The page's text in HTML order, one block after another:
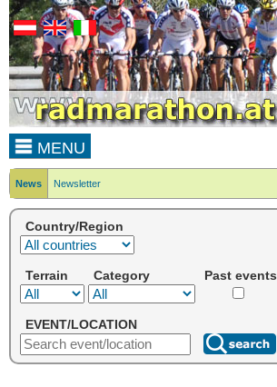
MENU
News Newsletter
Country/Region
Terrain Category Past events
EVENT/LOCATION